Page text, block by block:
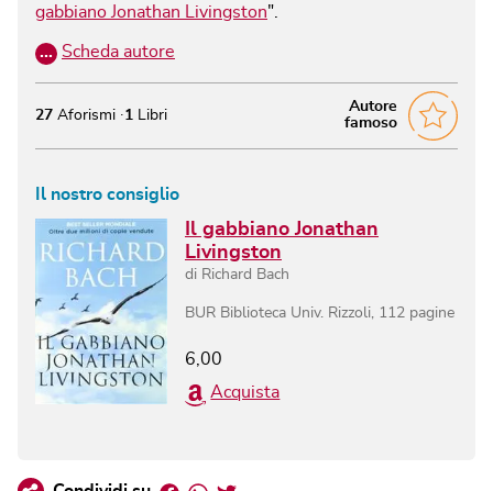
gabbiano Jonathan Livingston".
… Scheda autore
Autore
famoso
27 Aforismi 1 Libri
Il nostro consiglio
Il gabbiano Jonathan
Livingston
di Richard Bach
BUR Biblioteca Univ. Rizzoli 112 pagine
6,00
Acquista